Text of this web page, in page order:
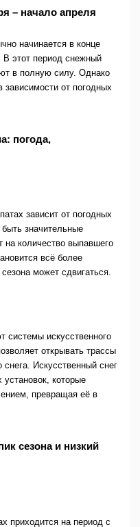
– начало апреля
начинается в конце
В этот период снежный
в полную силу. Однако
зависимости от погодных
погода,
зависит от погодных
значительные
на количество выпавшего
всё более
может сдвигаться.
системы искусственного
открывать трассы
снега. Искусственный снег
которые
превращая её в
сезона и низкий
приходится на период с